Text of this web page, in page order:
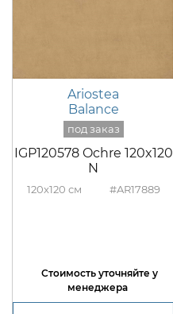
Ariostea
Balance
IGP120578 Ochre 120x120
N
120x120 #AR17889